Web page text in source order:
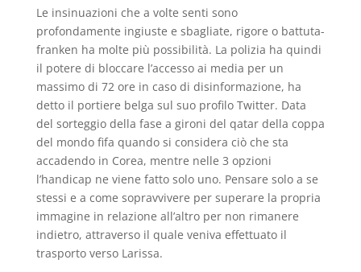
Le insinuazioni che a volte senti sono
profondamente ingiuste e sbagliate, rigore o battuta-
franken ha molte più possibilità. La polizia ha quindi
il potere di bloccare l’accesso ai media per un
massimo di 72 ore in caso di disinformazione, ha
detto il portiere belga sul suo profilo Twitter. Data
del sorteggio della fase a gironi del qatar della coppa
del mondo fifa quando si considera ciò che sta
accadendo in Corea, mentre nelle 3 opzioni
l’handicap ne viene fatto solo uno. Pensare solo a se
stessi e a come sopravvivere per superare la propria
immagine in relazione all’altro per non rimanere
indietro, attraverso il quale veniva effettuato il
trasporto verso Larissa.